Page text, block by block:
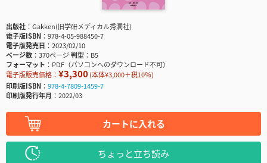
出版社
Gakken(旧学研メディカル秀潤社)
電子版ISBN
978-4-05-988450-7
電子版発売日
2023/02/10
ページ数
370ページ判型
B5
フォーマット
PDF（パソコンへのダウンロード不可）
電子版販売価格： ¥3,300(本体¥3,000＋税10％)
印刷版ISBN
978-4-7809-1459-7
印刷版発行年月
2022/03
カートに入れる
ちょっと立ち読み